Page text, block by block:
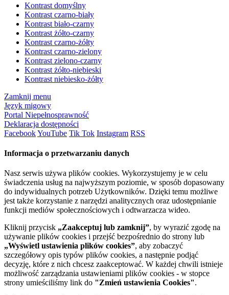
Kontrast domyślny
Kontrast czarno-biały
Kontrast biało-czarny
Kontrast żółto-czarny
Kontrast czarno-żółty
Kontrast czarno-zielony
Kontrast zielono-czarny
Kontrast żółto-niebieski
Kontrast niebiesko-żółty
Zamknij menu
Język migowy
Portal Niepełnosprawność
Deklaracja dostępności
FacebookYouTube Tik Tok Instagram RSS
Informacja o przetwarzaniu danych
Nasz serwis używa plików cookies. Wykorzystujemy je w celu
świadczenia usług na najwyższym poziomie, w sposób dopasowany
do indywidualnych potrzeb Użytkowników. Dzięki temu możliwe
jest także korzystanie z narzędzi analitycznych oraz udostępnianie
funkcji mediów społecznościowych i odtwarzacza wideo.
Kliknij przycisk „Zaakceptuj lub zamknij”, by wyrazić zgodę na
używanie plików cookies i przejść bezpośrednio do strony lub
„Wyświetl ustawienia plików cookies”, aby zobaczyć
szczegółowy opis typów plików cookies, a następnie podjąć
decyzję, które z nich chcesz zaakceptować. W każdej chwili istnieje
możliwość zarządzania ustawieniami plików cookies - w stopce
strony umieściliśmy link do "Zmień ustawienia Cookies".